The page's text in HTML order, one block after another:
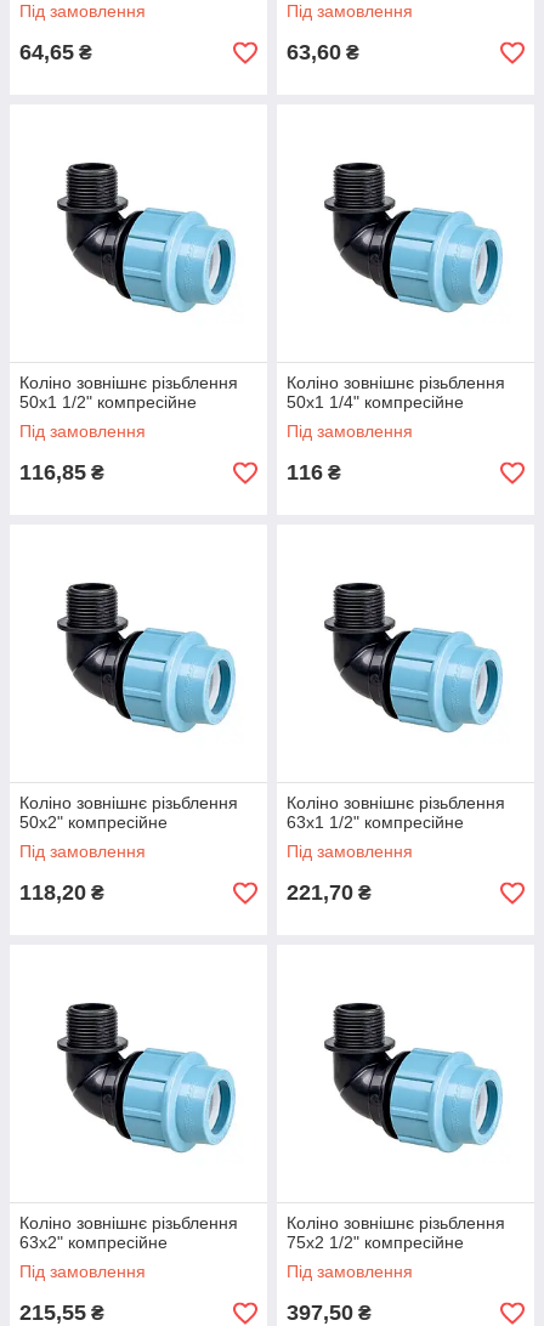
Під замовлення
64,65 ₴
Під замовлення
63,60 ₴
Коліно зовнішнє різьблення
50х1 1/2" компресійне
Під замовлення
116,85 ₴
Коліно зовнішнє різьблення
50х1 1/4" компресійне
Під замовлення
116 ₴
Коліно зовнішнє різьблення
50х2" компресійне
Під замовлення
118,20 ₴
Коліно зовнішнє різьблення
63х1 1/2" компресійне
Під замовлення
221,70 ₴
Коліно зовнішнє різьблення
63х2" компресійне
Під замовлення
215,55 ₴
Коліно зовнішнє різьблення
75х2 1/2" компресійне
Під замовлення
397,50 ₴